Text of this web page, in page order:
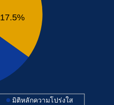
มิติหลักความโปร่งใส
17.5%